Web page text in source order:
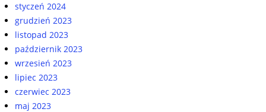
styczeń 2024
grudzień 2023
listopad 2023
październik 2023
wrzesień 2023
lipiec 2023
czerwiec 2023
maj 2023